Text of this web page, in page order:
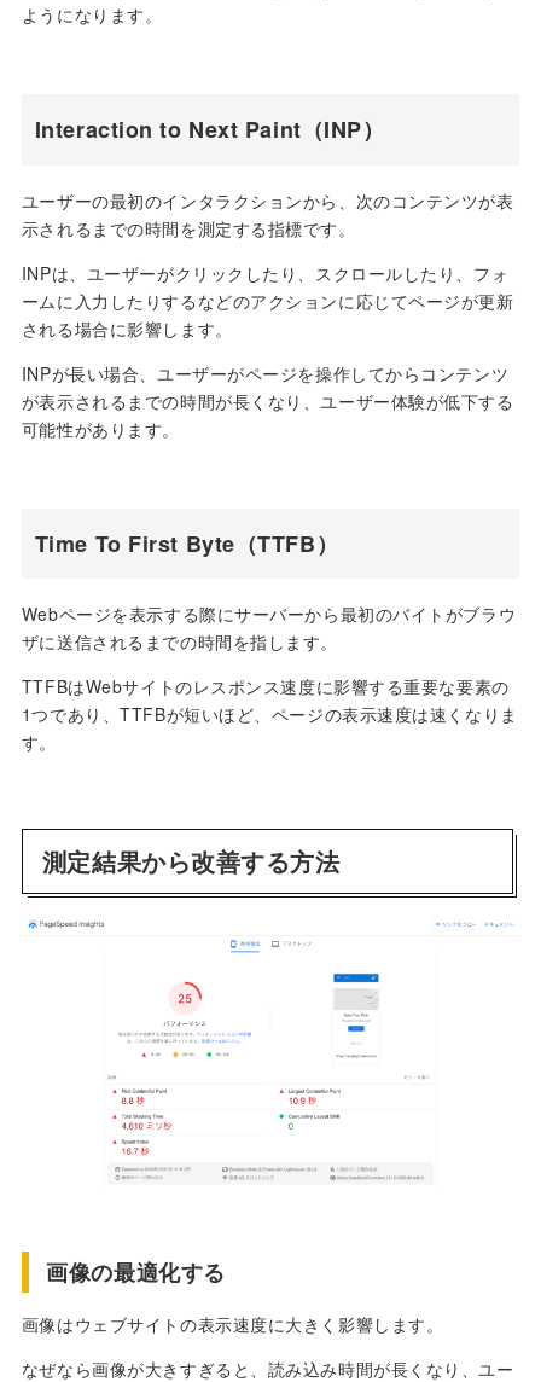
ようになります。
Interaction to Next Paint（INP）
ユーザーの最初のインタラクションから、次のコンテンツが表
示されるまでの時間を測定する指標です。
INPは、ユーザーがクリックしたり、スクロールしたり、フォ
ームに入力したりするなどのアクションに応じてページが更新
される場合に影響します。
INPが長い場合、ユーザーがページを操作してからコンテンツ
が表示されるまでの時間が長くなり、ユーザー体験が低下する
可能性があります。
Time To First Byte（TTFB）
Webページを表示する際にサーバーから最初のバイトがブラウ
ザに送信されるまでの時間を指します。
TTFBはWebサイトのレスポンス速度に影響する重要な要素の
1つであり、TTFBが短いほど、ページの表示速度は速くなりま
す。
測定結果から改善する方法
画像の最適化する
画像はウェブサイトの表示速度に大きく影響します。
なぜなら画像が大きすぎると、読み込み時間が長くなり、ユー